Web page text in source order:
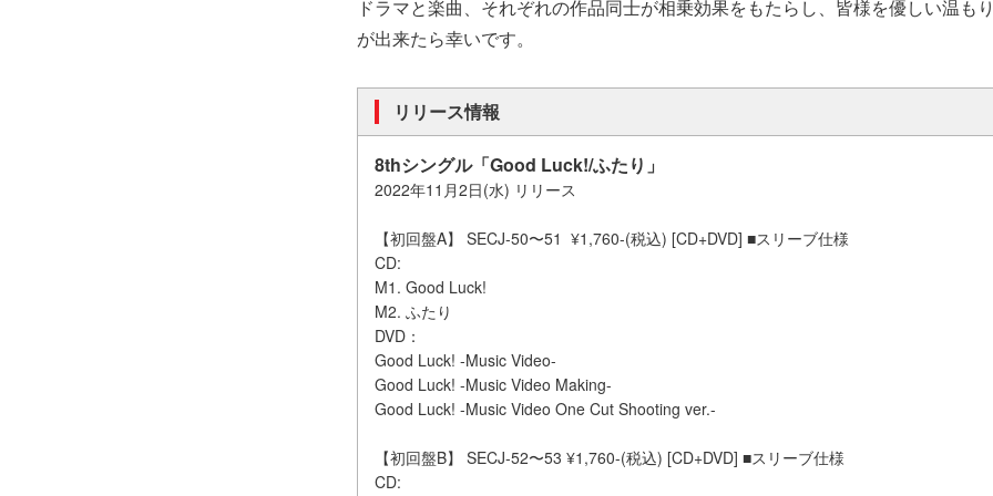
ドラマと楽曲、それぞれの作品同士が相乗効果をもたらし、皆様を優しい温も
が出来たら幸いです。
リリース情報
8thシングル「Good Luck!/ふたり」
2022年11月2日(水) リリース
【初回盤A】 SECJ-50〜51 ¥1,760-(税込) [CD+DVD] ■スリーブ仕様
CD:
M1. Good Luck!
M2. ふたり
DVD：
Good Luck! -Music Video-
Good Luck! -Music Video Making-
Good Luck! -Music Video One Cut Shooting ver.-
【初回盤B】 SECJ-52〜53 ¥1,760-(税込) [CD+DVD] ■スリーブ仕様
CD: